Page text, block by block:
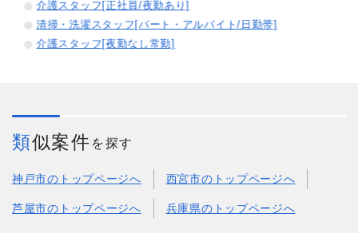
介護スタッフ[正社員/夜勤あり]
清掃・洗濯スタッフ[パート・アルバイト/日勤帯]
介護スタッフ[夜勤なし常勤]
類似案件 を探す
神戸市のトップページへ 西宮市のトップページへ
芦屋市のトップページへ 兵庫県のトップページへ